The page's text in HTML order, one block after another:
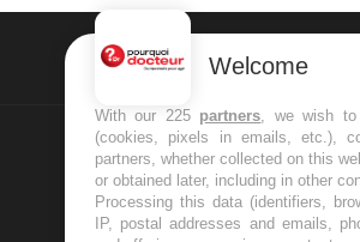
NEWSLETTER
Recevez toutes les semaines
infos santé
Welcome
With our 225 partners, we wish to
(cookies, pixels in emails, etc.),
partners, whether collected on this
or obtained later, including in other
Processing this data (identifiers,
IP, postal addresses and emails,